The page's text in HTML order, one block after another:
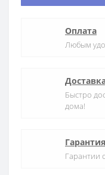
Оплата
Любым
Быстро
дома!
Гарантия
Гарантии